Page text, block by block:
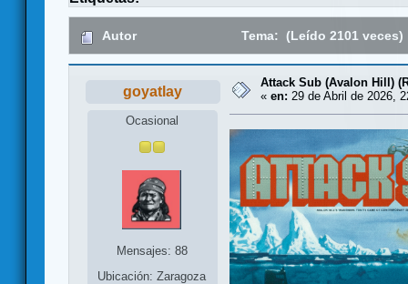
Autor Tema: (Leído 2101 veces)
goyatlay
Ocasional
Mensajes: 88
Ubicación: Zaragoza
Attack Sub (Avalon Hill)
« en: 29 de Abril de 2026,